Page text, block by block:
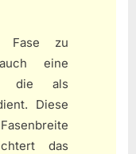
Fase zu
eine
die als
Diese
das